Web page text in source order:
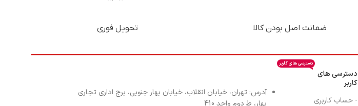
ضمانت اصل بودن کالا تحویل فوری
دسترسی های
کاربر
دسترسی های کاربر
- حساب کاربری
آدرس: تهران، خیابان انقلاب، خیابان بهار جنوبی، برج اداری تجاری